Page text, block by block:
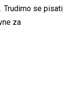
Trudimo se pisati
za